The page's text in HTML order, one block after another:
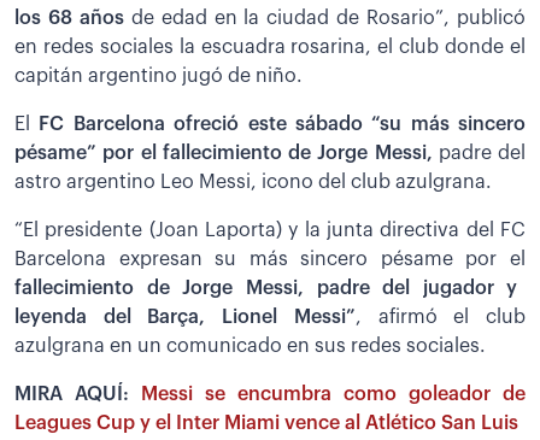
los 68 añosde edad en la ciudad de Rosario”, publicó
en redes sociales la escuadra rosarina, el club donde el
capitán argentino jugó de niño.
El
FC Barcelona ofreció este sábado “su más sincero
pésame” por el fallecimiento de Jorge Messi, padre del
astro argentino Leo Messi, icono del club azulgrana.
“El presidente (Joan Laporta) y la junta directiva del FC
Barcelona expresan su más sincero pésame por el
fallecimiento de Jorge Messi, padre del jugador y
leyenda del Barça, Lionel Messi”, afirmó el club
azulgrana en un comunicado en sus redes sociales.
MIRA AQUÍ:
Messi se encumbra como goleador de
Leagues Cup y el Inter Miami vence al Atlético San Luis